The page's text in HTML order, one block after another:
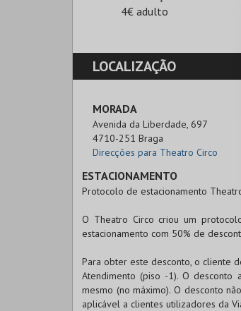
4€ adulto
LOCALIZAÇÃO
MORADA
Avenida da Liberdade, 697
4710-251 Braga
Direcções para Theatro Circo
ESTACIONAMENTO
Protocolo de estacionamento
O Theatro Circo criou um
estacionamento com 50% de
Para obter este desconto, o cliente
Atendimento (piso -1). O
mesmo (no máximo). O desconto
aplicável a clientes utilizadores da